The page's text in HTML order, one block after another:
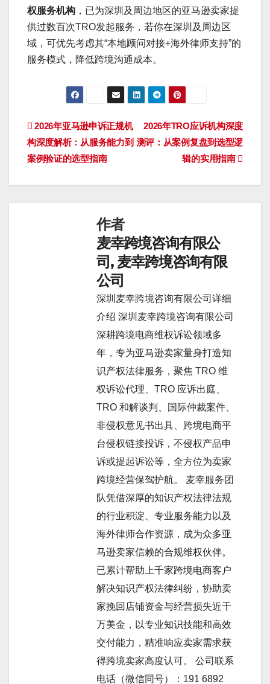
权服务机构 ，已为深圳及周边地区的亚马逊卖家提
供过数百次TRO发起服务，若你在深圳及周边区
域，可优先考虑其“本地顾问对接+海外律师支持”的
服务模式，降低跨境沟通成本。
文
章
导
2026年TRO应诉机构深度
测评：从案例复盘到选型逻
辑的实用指南
2026年亚马逊申诉正规机
构深度解析：从服务能力到
案例验证的选型指南
作者
麦幸跨境咨询有限公
司, 麦幸跨境咨询有限
公司
深圳麦幸跨境咨询有限公司详细
介绍 深圳麦幸跨境咨询有限公司
深耕跨境电商维权诉讼领域多
年，专为亚马逊卖家量身打造知
识产权法律服务，聚焦 TRO 维
权诉讼代理、TRO 应诉出庭、
TRO 和解谈判、国际仲裁案件、
非侵权意见书出具、跨境电商平
台侵权链接投诉，不侵权产品申
诉或提起诉讼等，全方位为卖家
跨境经营保驾护航。 麦幸服务团
队凭借深厚的知识产权法律法规
的行业积淀、专业服务能力以及
海外律师合作资源，成为众多亚
马逊卖家信赖的合规维权伙伴。
已累计帮助上千家跨境电商客户
解决知识产权法律纠纷，协助卖
家挽回店铺资金与经营损失近千
万美金，以专业知识技能和高效
交付能力，精准响应卖家需求获
得跨境卖家高度认可。 公司联系
电话（微信同号）：191 6892